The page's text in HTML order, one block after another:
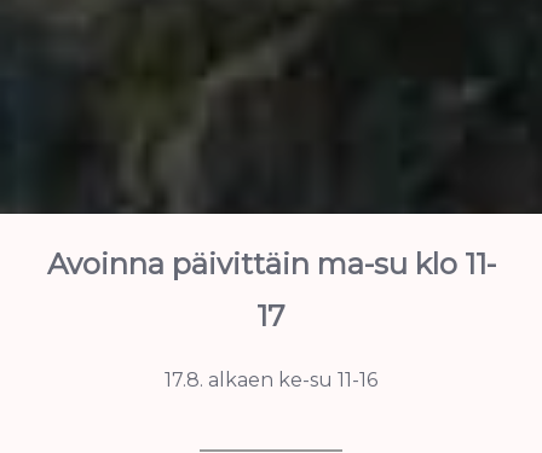
Avoinna päivittäin ma-su klo 11-
17
17.8. alkaen ke-su 11-16